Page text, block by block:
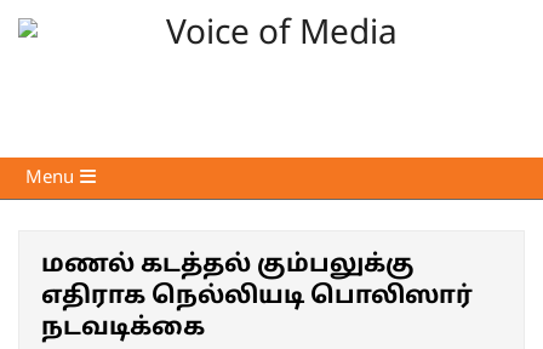
Skip
Voice
of
Primary
Navigation
Menu
மணல் கடத்தல் கும்பலுக்கு
எதிராக நெல்லியடி பொலிஸார்
நடவடிக்கை